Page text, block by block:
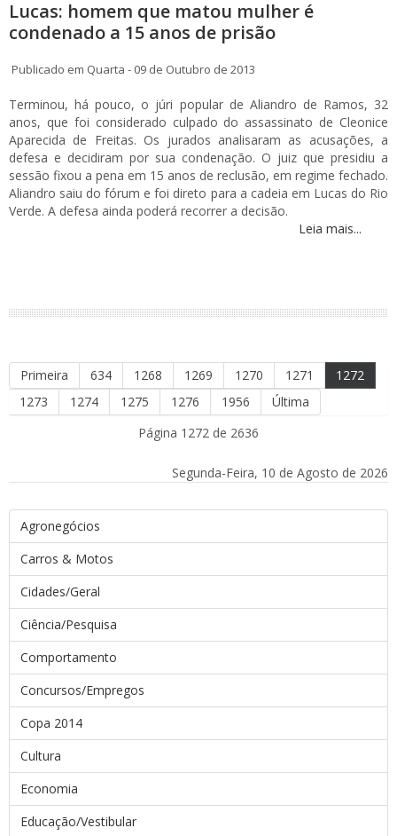
Lucas: homem que matou mulher é
condenado a 15 anos de prisão
Publicado em Quarta - 09 de Outubro de 2013
Terminou, há pouco, o júri popular de Aliandro de Ramos, 32
anos, que foi considerado culpado do assassinato de Cleonice
Aparecida de Freitas. Os jurados analisaram as acusações, a
defesa e decidiram por sua condenação. O juiz que presidiu a
sessão fixou a pena em 15 anos de reclusão, em regime fechado.
Aliandro saiu do fórum e foi direto para a cadeia em Lucas do Rio
Verde. A defesa ainda poderá recorrer a decisão.
Leia mais...
Primeira 634 1268 1269 1270 1271
1272
1273
1274 1275 1276 1956
Última
Página 1272 de 2636
Segunda-Feira, 10 de Agosto de 2026
Agronegócios
Carros & Motos
Cidades/Geral
Ciência/Pesquisa
Comportamento
Concursos/Empregos
Copa 2014
Cultura
Economia
Educação/Vestibular